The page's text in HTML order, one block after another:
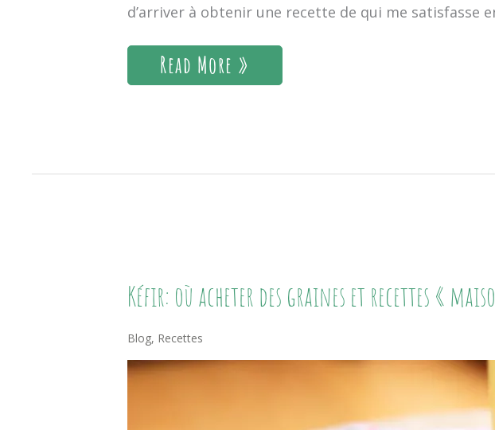
d’arriver à obtenir une recette de qui me satisfasse
Read More »
Kéfir: où acheter des graines et recettes «
Blog, Recettes
Kéfir:
Où
Acheter
Des
Graines